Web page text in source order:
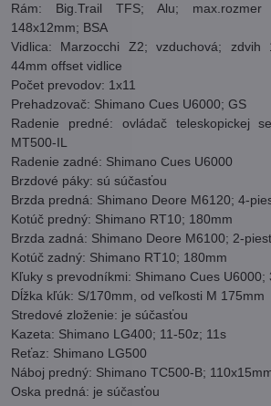
Rám: Big.Trail TFS; Alu;
148x12mm; BSA
Vidlica: Marzocchi Z2; vzduchová; zdvih
44mm offset vidlice
Počet prevodov: 1x11
Prehadzovač: Shimano Cues U6000; GS
Radenie predné: ovládač teleskopickej
MT500-IL
Radenie zadné: Shimano Cues U6000
Brzdové páky: sú súčasťou
Brzda predná: Shimano Deore M6120; 4-
Kotúč predný: Shimano RT10; 180mm
Brzda zadná: Shimano Deore M6100; 2-
Kotúč zadný: Shimano RT10; 180mm
Kľuky s prevodníkmi: Shimano Cues U6000;
Dĺžka kľúk: S/170mm, od veľkosti M 175mm
Stredové zloženie: je súčasťou
Kazeta: Shimano LG400; 11-50z; 11s
Reťaz: Shimano LG500
Náboj predný: Shimano TC500-B;
Oska predná: je súčasťou